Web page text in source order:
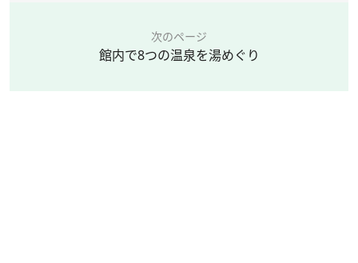
次のページ
館内で8つの温泉を湯めぐり